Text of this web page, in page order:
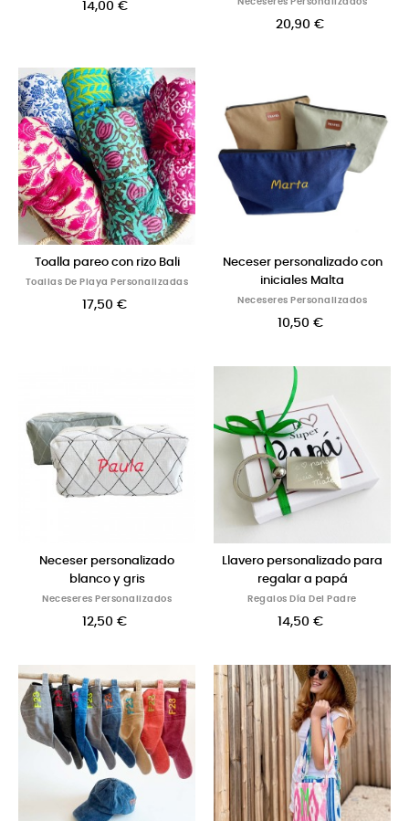
14,00 € Neceseres Personalizados
20,90 €
Toalla pareo con rizo Bali
Toallas De Playa Personalizadas
17,50 €
Neceser personalizado con
iniciales Malta
Neceseres Personalizados
10,50 €
Neceser personalizado
blanco y gris
Neceseres Personalizados
12,50 €
Llavero personalizado para
regalar a papá
Regalos Día Del Padre
14,50 €